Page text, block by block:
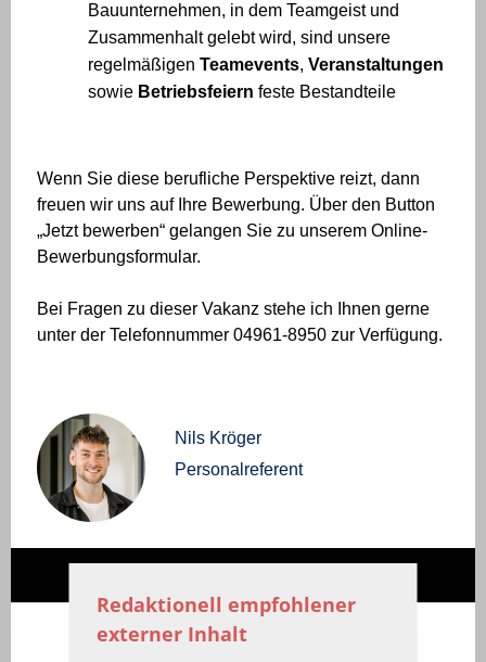
Bauunternehmen, in dem Teamgeist und
Zusammenhalt gelebt wird, sind unsere
regelmäßigen Teamevents, Veranstaltungen
sowie Betriebsfeiern feste Bestandteile
Wenn Sie diese berufliche Perspektive reizt, dann
freuen wir uns auf Ihre Bewerbung. Über den Button
„Jetzt bewerben“ gelangen Sie zu unserem Online-
Bewerbungsformular.
Bei Fragen zu dieser Vakanz stehe ich Ihnen gerne
unter der Telefonnummer 04961-8950 zur Verfügung.
Nils Kröger
Personalreferent
Redaktionell empfohlener
externer Inhalt